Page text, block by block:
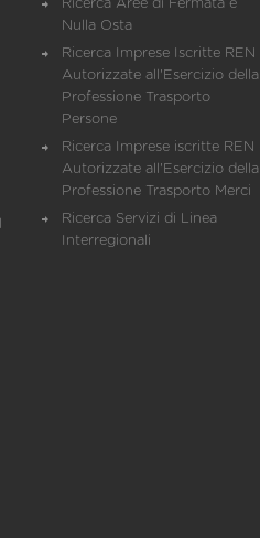
Ricerca Aree di Fermata e
Nulla Osta
Ricerca Imprese Iscritte REN
Autorizzate all'Esercizio della
Professione Trasporto
Persone
Ricerca Imprese iscritte REN
Autorizzate all'Esercizio della
Professione Trasporto Merci
Ricerca Servizi di Linea
Interregionali